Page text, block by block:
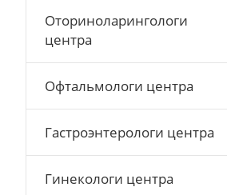
Оториноларингологи
центра
Офтальмологи центра
Гастроэнтерологи центра
Гинекологи центра